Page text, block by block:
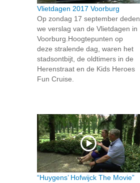
Vlietdagen 2017 Voorburg
Op zondag 17 september deden
we verslag van de Vlietdagen in
Voorburg.Hoogtepunten op
deze stralende dag, waren het
stadsontbijt, de oldtimers in de
Herenstraat en de Kids Heroes
Fun Cruise.
“Huygens’ Hofwijck The Movie”